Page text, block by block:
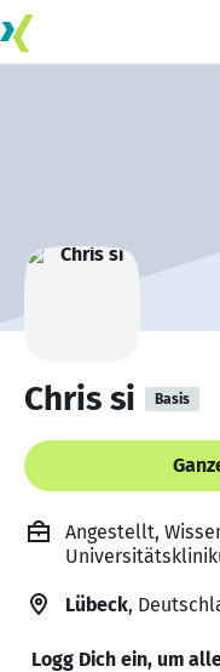
Chris si Basis
Angestellt,
Lübeck,
Logg Dich ein, um